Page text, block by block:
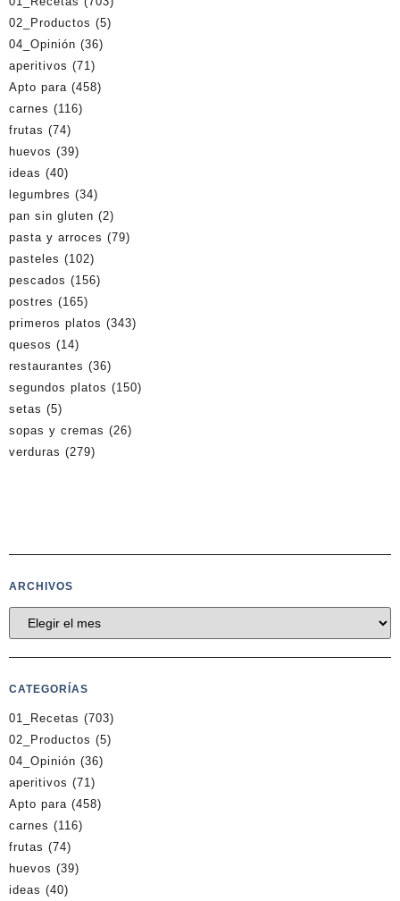
02_Productos (5)
04_Opinión (36)
aperitivos (71)
Apto para (458)
carnes (116)
frutas (74)
huevos (39)
ideas (40)
legumbres (34)
pan sin gluten (2)
pasta y arroces (79)
pasteles (102)
pescados (156)
postres (165)
primeros platos (343)
quesos (14)
restaurantes (36)
segundos platos (150)
setas (5)
sopas y cremas (26)
verduras (279)
ARCHIVOS
CATEGORÍAS
01_Recetas (703)
02_Productos (5)
04_Opinión (36)
aperitivos (71)
Apto para (458)
carnes (116)
frutas (74)
huevos (39)
ideas (40)